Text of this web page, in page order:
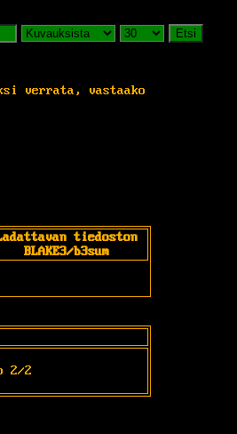
Etsi
verrata, vastaako
tiedoston
BLAKE3/b3sum
2/2